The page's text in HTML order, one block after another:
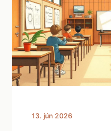
13. jún 2026